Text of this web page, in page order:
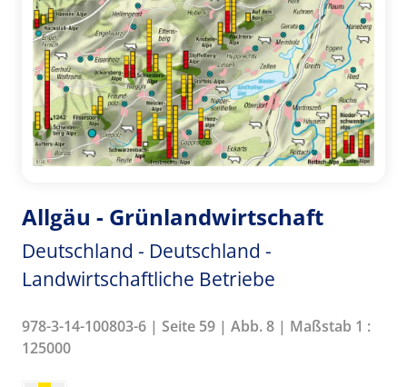
Allgäu - Grünlandwirtschaft
Deutschland - Deutschland -
Landwirtschaftliche Betriebe
978-3-14-100803-6 | Seite 59 | Abb. 8 | Maßstab 1 :
125000